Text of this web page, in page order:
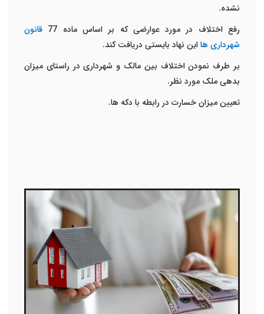
نشده.
رفع اختلاف در مورد عوارضی که بر اساس ماده 77
قانون
شهرداری هااین نهاد بایستی دریافت کند.
بر طرف نمودن اختلاف بین مالک و شهرداری در راستای میزان
بدهی ملک مورد نظر.
تعیین میزان خسارت در رابطه با دکه ها.